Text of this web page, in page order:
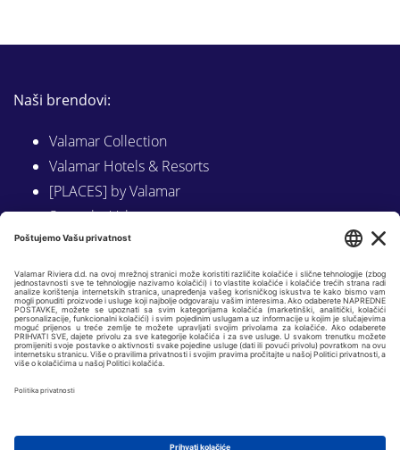
Naši brendovi:
Valamar Collection
Valamar Hotels & Resorts
[PLACES] by Valamar
Sunny by Valamar
Valamar Camping
Istraži na Valamar.com
Slijedite nas na: